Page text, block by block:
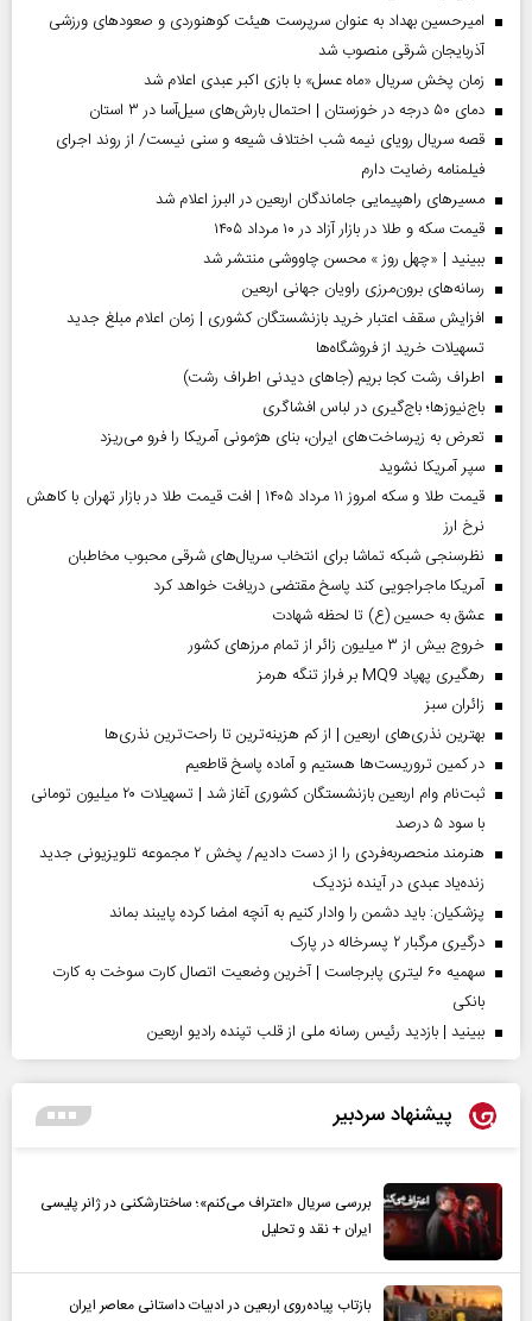
امیرحسین بهداد به عنوان سرپرست هیئت کوهنوردی و صعودهای ورزشی
آذربایجان شرقی منصوب شد
زمان پخش سریال «ماه عسل» با بازی اکبر عبدی اعلام شد
دمای ۵۰ درجه در خوزستان | احتمال بارش‌های سیل‌آسا در ۳ استان
قصه سریال رویای نیمه شب اختلاف شیعه و سنی نیست/ از روند اجرای
فیلمنامه رضایت دارم
مسیر‌های راهپیمایی جاماندگان اربعین در البرز اعلام شد
قیمت سکه و طلا در بازار آزاد در ۱۰ مرداد ۱۴۰۵
ببینید | «چهل روز » محسن چاووشی منتشر شد
رسانه‌های برون‌مرزی راویان جهانی اربعین
افزایش سقف اعتبار خرید بازنشستگان کشوری | زمان اعلام مبلغ جدید
تسهیلات خرید از فروشگاه‌ها
اطراف رشت کجا بریم (جاهای دیدنی اطراف رشت)
باج‌نیوزها؛ باج‌گیری در لباس افشاگری
تعرض به زیرساخت‌های ایران، بنای هژمونی آمریکا را فرو می‌ریزد
سپر آمریکا نشوید
قیمت طلا و سکه امروز ۱۱ مرداد ۱۴۰۵ | افت قیمت طلا در بازار تهران با کاهش
نرخ ارز
نظرسنجی شبکه تماشا برای انتخاب سریال‌های شرقی محبوب مخاطبان
آمریکا ماجراجویی کند پاسخ مقتضی دریافت خواهد کرد
عشق به حسین (ع) تا لحظه شهادت
خروج بیش از ۳ میلیون زائر از تمام مرز‌های کشور
رهگیری پهپاد MQ9 بر فراز تنگه هرمز
‌زائران سبز
بهترین نذری‌های اربعین | از کم هزینه‌ترین تا راحت‌ترین نذری‌ها
در کمین تروریست‌ها هستیم و آماده پاسخ قاطعیم
ثبت‌نام وام اربعین بازنشستگان کشوری آغاز شد | تسهیلات ۲۰ میلیون تومانی
با سود ۵ درصد
هنرمند منحصر‌به‌فردی را از دست دادیم/ پخش ۲ مجموعه تلویزیونی جدید
زنده‌یاد عبدی در آینده نزدیک
پزشکیان: باید دشمن را وادار کنیم به آنچه امضا کرده پایبند بماند
درگیری مرگبار ۲ پسرخاله در پارک
سهمیه ۶۰ لیتری پابرجاست | آخرین وضعیت اتصال کارت سوخت به کارت
بانکی
ببینید | بازدید رئیس رسانه ملی از قلب تپنده رادیو اربعین
پیشنهاد سردبیر
بررسی سریال «اعتراف می‌کنم»؛ ساختارشکنی در ژانر پلیسی
ایران + نقد و تحلیل
بازتاب پیاده‌روی اربعین در ادبیات داستانی معاصر ایران